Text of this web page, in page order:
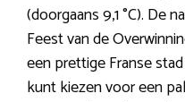
(doorgaans 9,1 °C). De
Feest van de
een prettige Franse
kunt kiezen voor een